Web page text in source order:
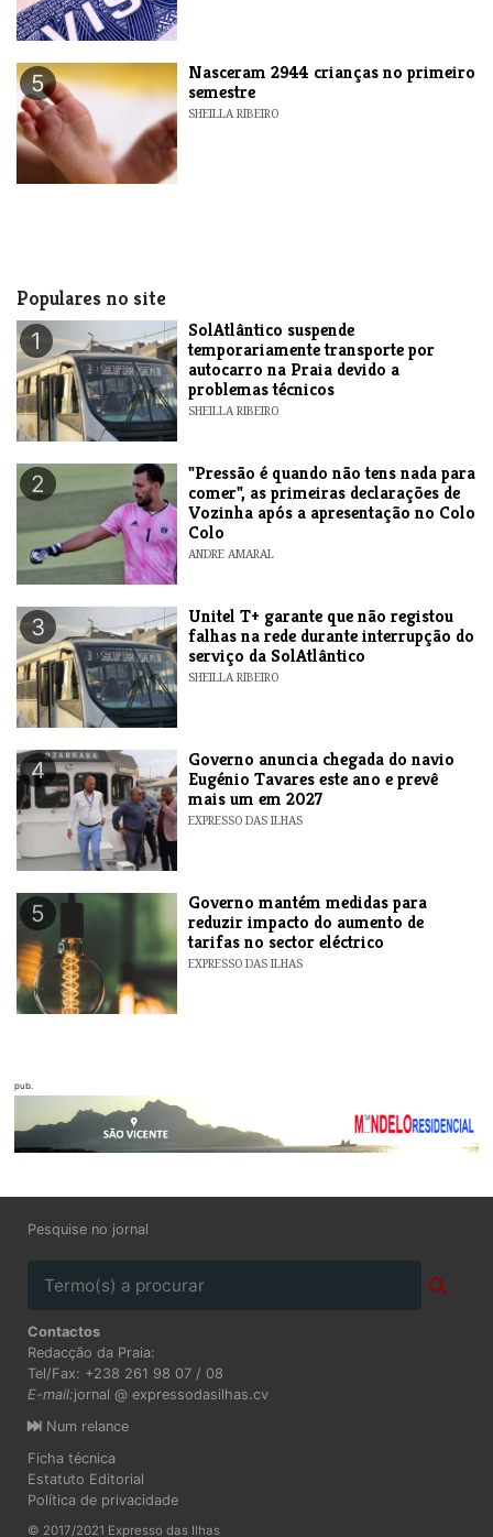
5
Nasceram 2944 crianças no primeiro
semestre
SHEILLA RIBEIRO
Populares no site
1
SolAtlântico suspende
temporariamente transporte por
autocarro na Praia devido a
problemas técnicos
SHEILLA RIBEIRO
2
"Pressão é quando não tens nada para
comer", as primeiras declarações de
Vozinha após a apresentação no Colo
Colo
ANDRE AMARAL
3
Unitel T+ garante que não registou
falhas na rede durante interrupção do
serviço da SolAtlântico
SHEILLA RIBEIRO
4
Governo anuncia chegada do navio
Eugénio Tavares este ano e prevê
mais um em 2027
EXPRESSO DAS ILHAS
5
Governo mantém medidas para
reduzir impacto do aumento de
tarifas no sector eléctrico
EXPRESSO DAS ILHAS
pub.
Pesquise no jornal
Contactos
Redacção da Praia:
Tel/Fax: +238 261 98 07 / 08
E-mail:jornal @ expressodasilhas.cv
Num relance
Ficha técnica
Estatuto Editorial
Política de privacidade
© 2017/2021 Expresso das Ilhas